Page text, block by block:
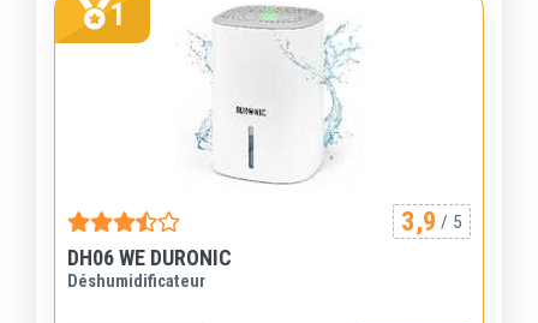
1
3,9 / 5
DH06 WE DURONIC
Déshumidificateur